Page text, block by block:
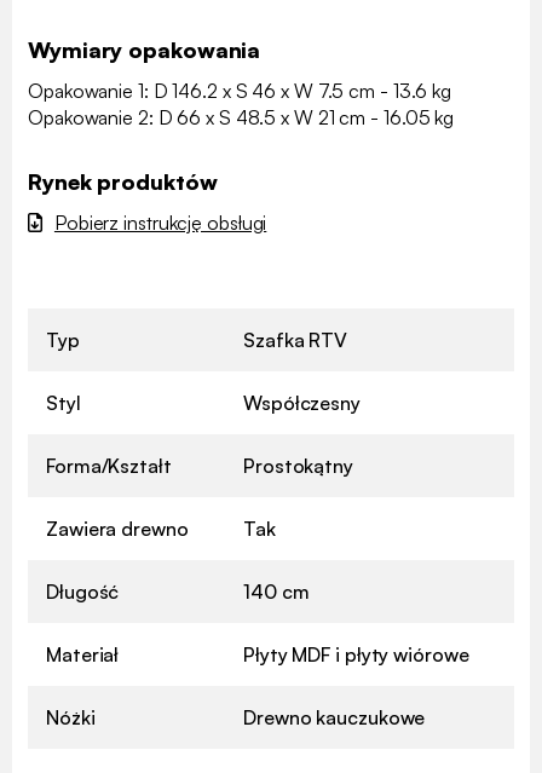
Wymiary opakowania
Opakowanie 1: D 146.2 x S 46 x W 7.5 cm - 13.6 kg
Opakowanie 2: D 66 x S 48.5 x W 21 cm - 16.05 kg
Rynek produktów
Pobierz instrukcję obsługi
Typ Szafka RTV
Styl Współczesny
Forma/Kształt Prostokątny
Zawiera drewno Tak
Długość 140 cm
Materiał Płyty MDF i płyty wiórowe
Nóżki Drewno kauczukowe